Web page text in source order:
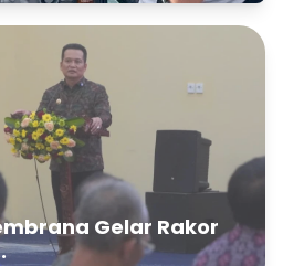
Gelar Rakor